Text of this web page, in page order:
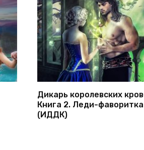
Дикарь королевских
Книга 2. Леди-фаворитка
(ИДДК)